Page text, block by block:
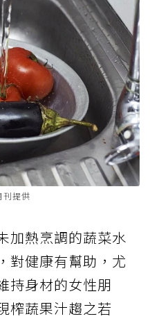
刊提供
加熱烹調的蔬菜水
對健康有幫助，尤
持身材的女性朋
榨蔬果汁趨之若